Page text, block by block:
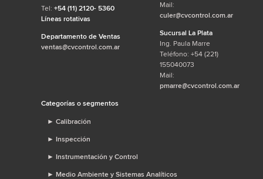
Tel: +54 (11) 2120- 5360
Líneas rotativas
Departamento de Ventas
ventas@cvcontrol.com.ar
Mail:
culer@cvcontrol.com.ar
Sucursal La Plata
Ing. Paula Marre
Teléfono: +54 (221)
155040073
Mail:
pmarre@cvcontrol.com.ar
Categorías o segmentos
► Calibración
► Inspección
► Instrumentación y Control
► Medio Ambiente y Sistemas Analíticos